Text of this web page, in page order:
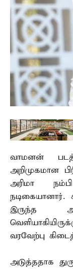
வாமனன்
அறிமுகமான
அரிமா
இருந்த
வரவேற்பு
அடுத்ததாக